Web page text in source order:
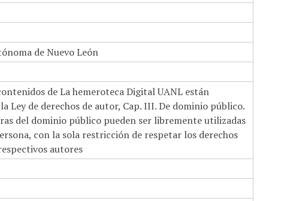
de Nuevo León
de La hemeroteca Digital UANL están
Ley de derechos de autor, Cap. III. De dominio público.
del dominio público pueden ser libremente utilizadas
con la sola restricción de respetar los derechos
autores